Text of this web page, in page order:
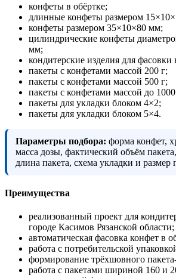
конфеты в обёртке;
длинные конфеты размером
конфеты размером 35×10×80 мм;
цилиндрические конфеты
мм;
кондитерские изделия для
пакеты с конфетами массой 200 г;
пакеты с конфетами массой 500 г;
пакеты с конфетами массой до 1000
пакеты для укладки блоком 4×2;
пакеты для укладки блоком 5×4.
Параметры подбора: форма конфет,
масса дозы, фактический объём
длина пакета, схема укладки и размер
Преимущества
реализованный проект для
городе Касимов Рязанской области;
автоматическая фасовка конфет в
работа с потребительской
формирование трёхшовного
работа с пакетами шириной 160 и